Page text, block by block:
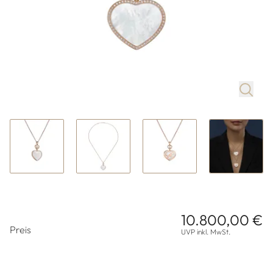
Preis
10.800,00 €
UVP inkl. MwSt.